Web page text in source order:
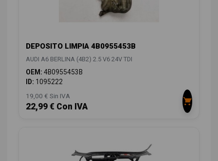
DEPOSITO LIMPIA 4B0955453B
AUDI A6 BERLINA (4B2) 2.5 V6 24V TDI
OEM: 4B0955453B
ID: 1095222
19,00 € Sin IVA
22,99 € Con IVA